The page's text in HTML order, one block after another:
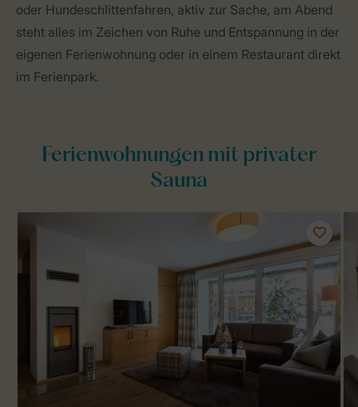
oder Hundeschlittenfahren, aktiv zur Sache, am Abend
steht alles im Zeichen von Ruhe und Entspannung in der
eigenen Ferienwohnung oder in einem Restaurant direkt
im Ferienpark.